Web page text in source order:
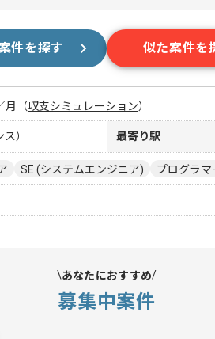
件を探す 似た案件を
月 （収支シミュレーション）
） 最寄り駅
SE (システムエンジニア) プログラマ
あなたにおすすめ
募集中案件